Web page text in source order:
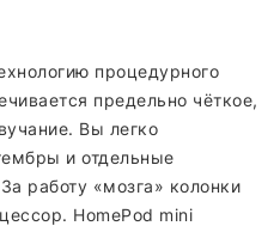
процедурного
предельно чёткое,
Вы легко
и отдельные
работу «мозга» колонки
HomePod mini